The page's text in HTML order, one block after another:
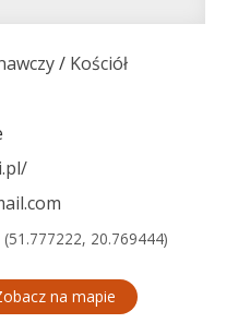
/ Kościół
(51.777222, 20.769444)
na mapie